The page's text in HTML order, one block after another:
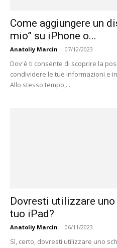
Come aggiungere un
mio” su iPhone o...
Anatoliy Marcin - 07/12/2023
Dov'è ti consente di scoprire la
condividere le tue informazioni e
Allo stesso tempo,...
Dovresti utilizzare
tuo iPad?
Anatoliy Marcin - 06/11/2023
Sì, certo, dovresti utilizzare uno